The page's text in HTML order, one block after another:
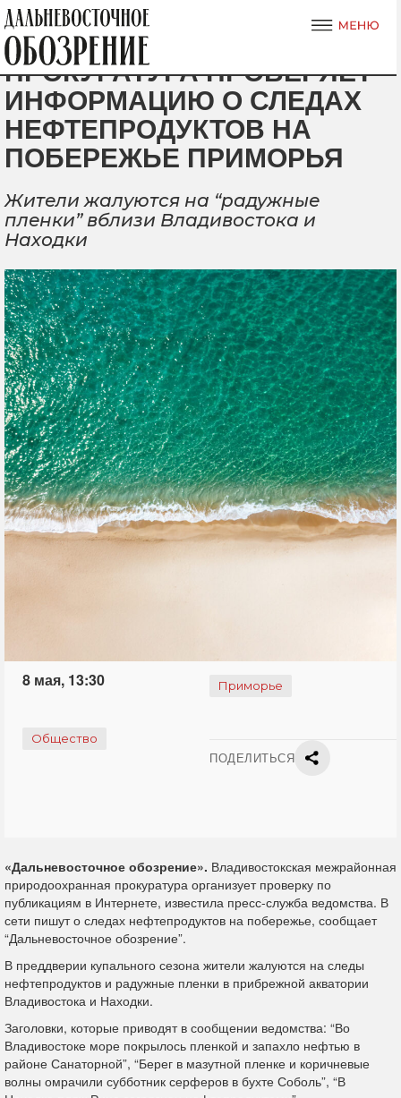
ПРОКУРАТУРА ПРОВЕРЯЕТ
ИНФОРМАЦИЮ О СЛЕДАХ
НЕФТЕПРОДУКТОВ НА
ПОБЕРЕЖЬЕ ПРИМОРЬЯ
Жители жалуются на “радужные
пленки” вблизи Владивостока и
Находки
8 мая, 13:30 Приморье
Общество
ПОДЕЛИТЬСЯ
«Дальневосточное обозрение». Владивостокская межрайонная
природоохранная прокуратура организует проверку по
публикациям в Интернете, известила пресс-служба ведомства. В
сети пишут о следах нефтепродуктов на побережье, сообщает
“Дальневосточное обозрение”.
В преддверии купального сезона жители жалуются на следы
нефтепродуктов и радужные пленки в прибрежной акватории
Владивостока и Находки.
Заголовки, которые приводят в сообщении ведомства: “Во
Владивостоке море покрылось пленкой и запахло нефтью в
районе Санаторной”, “Берег в мазутной пленке и коричневые
волны омрачили субботник серферов в бухте Соболь”, “В